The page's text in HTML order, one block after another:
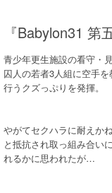
『Babylon31
青少年更生施設の看守・
囚人の若者3人組に空手
行うクズっぷりを発揮。
やがてセクハラに耐えか
と抵抗され取っ組み合い
れるかに思われたが…